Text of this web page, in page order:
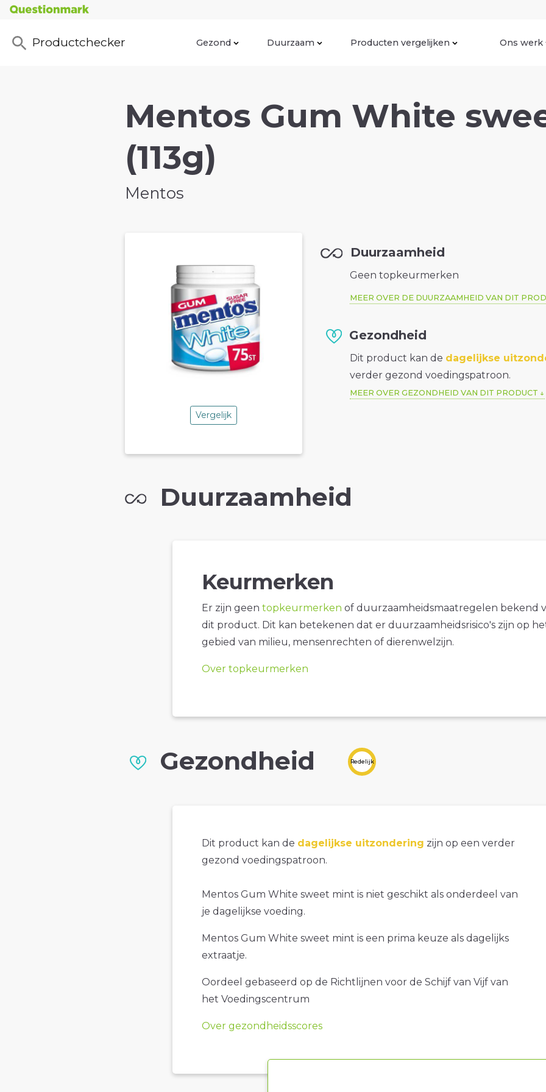
Productchecker Gezond Duurzaam Producten vergelijken Ons werk
Mentos Gum White
(113g)
Mentos
Vergelijk
Duurzaamheid
Geen topkeurmerken
MEER OVER DE DUURZAAMHEID VAN DIT
Gezondheid
Dit product kan de dagelijkse
verder gezond voedingspatroon.
MEER OVER GEZONDHEID VAN DIT PRODUCT
Duurzaamheid
Keurmerken
Er zijn geen topkeurmerken of duurzaamheidsmaatregelen bekend
dit product. Dit kan betekenen dat er duurzaamheidsrisico's zijn op
gebied van milieu, mensenrechten of dierenwelzijn.
Over topkeurmerken
Gezondheid Redelijk
Dit product kan de dagelijkse uitzondering zijn op een verder
gezond voedingspatroon.
Mentos Gum White sweet mint is niet geschikt als onderdeel van
je dagelijkse voeding.
Mentos Gum White sweet mint is een prima keuze als dagelijks
extraatje.
Oordeel gebaseerd op de Richtlijnen voor de Schijf van Vijf van
het Voedingscentrum
Over gezondheidsscores